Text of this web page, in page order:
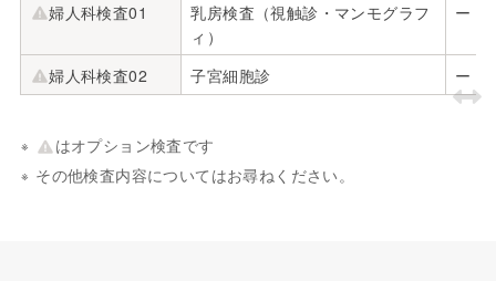
婦人科検査01
乳房検査（視触診・マンモグラフ
ィ）
ー
婦人科検査02 子宮細胞診 ー
はオプション検査です
その他検査内容についてはお尋ねください。